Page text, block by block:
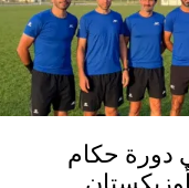
دورة حكام